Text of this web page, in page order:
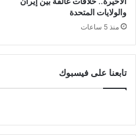
والولايات المتحدة
منذ 5 ساعات
تابعنا على فيسبوك